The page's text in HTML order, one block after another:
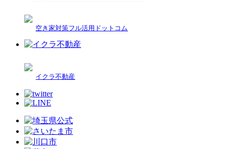
空き家対策フル活用ドットコム
イクラ不動産